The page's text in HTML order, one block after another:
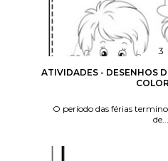
ATIVIDADES - DESENHOS
O período das férias
de...